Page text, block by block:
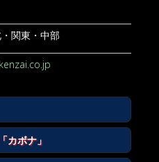
関東・中部
カボナ」